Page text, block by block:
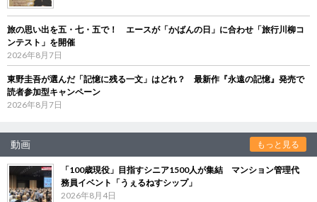
旅の思い出を五・七・五で！ エースが「かばんの日」に合わせ「旅行川柳コ
ンテスト」を開催
2026年8月7日
東野圭吾が選んだ「記憶に残る一文」はどれ？ 最新作『永遠の記憶』発売で
読者参加型キャンペーン
2026年8月7日
動画 もっと見る
「100歳現役」目指すシニア1500人が集結 マンション管理代
務員イベント「うぇるねすシップ」
2026年8月4日